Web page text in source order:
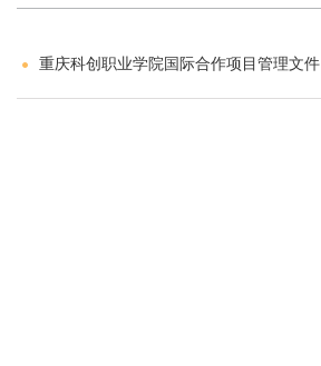
重庆科创职业学院国际合作项目管理文件